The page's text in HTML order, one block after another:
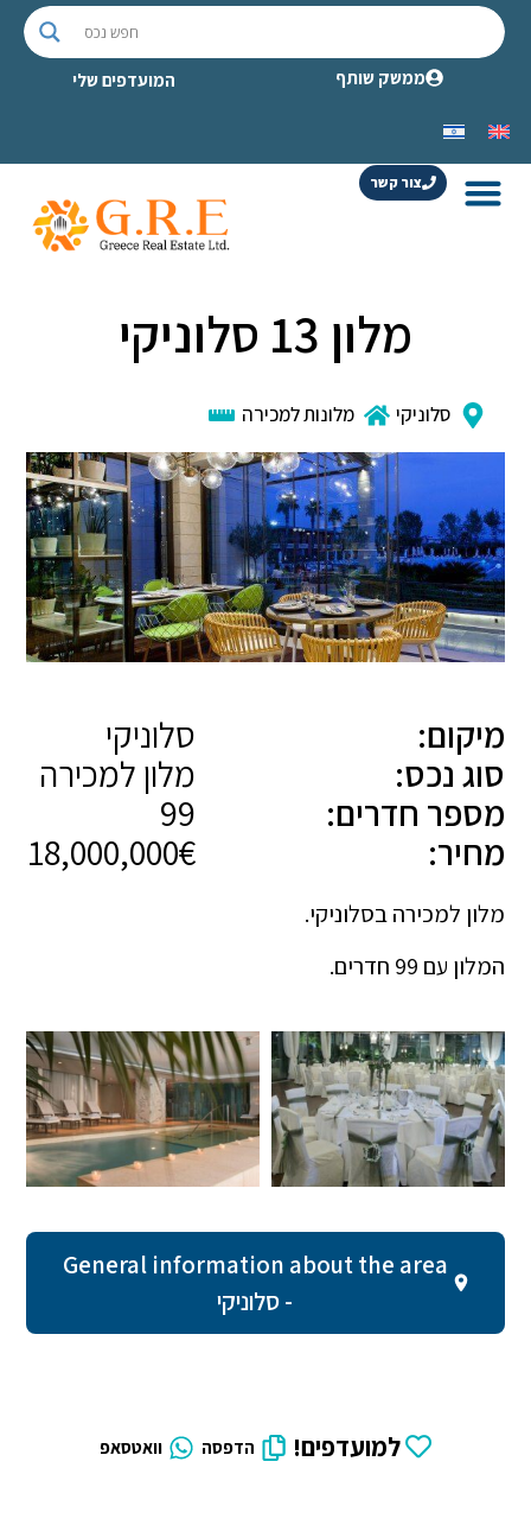
ממשק שותף המועדפים שלי
צור קשר
מלון 13 סלוניקי
סלוניקי מלונות למכירה
מיקום:
סלוניקי
סוג נכס:
מלון למכירה
מספר חדרים:
מחיר:
18,000,000€
מלון למכירה בסלוניקי.
המלון עם 99 חדרים.
General information about the area
- סלוניקי
למועדפים! הדפסה וואטסאפ